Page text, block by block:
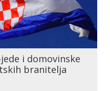
i domovinske
branitelja